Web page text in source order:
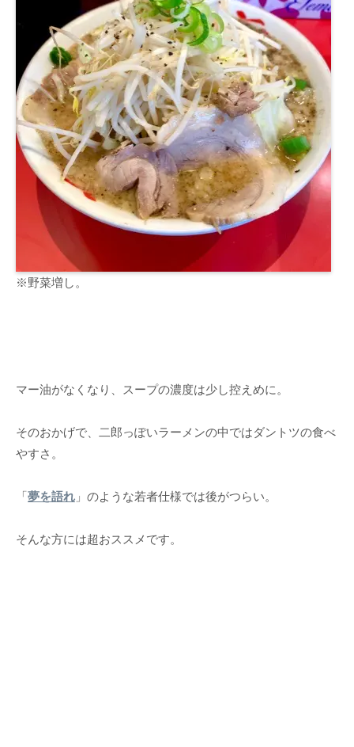
※野菜増し。
マー油がなくなり、スープの濃度は少し控えめに。
そのおかげで、二郎っぽいラーメンの中ではダントツの食べ
やすさ。
「夢を語れ 」のような若者仕様では後がつらい。
そんな方には超おススメです。